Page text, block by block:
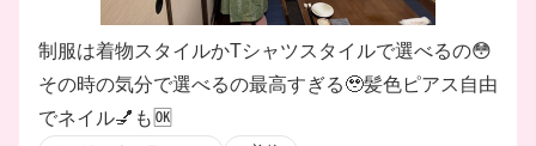
制服は着物スタイルかTシャツスタイルで選べるの😳
その時の気分で選べるの最高すぎる🥹髪色ピアス自由
でネイル💅も🆗